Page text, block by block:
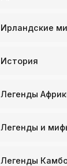
Ирландские
История
Легенды
Легенды и
Легенды